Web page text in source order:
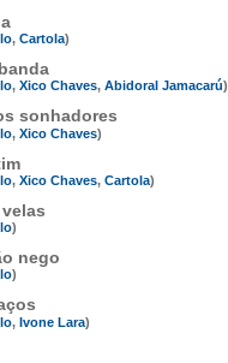
, Cartola)
, Xico Chaves, Abidoral Jamacarú)
sonhadores
, Xico Chaves)
, Xico Chaves, Cartola)
)
nego
)
, Ivone Lara)